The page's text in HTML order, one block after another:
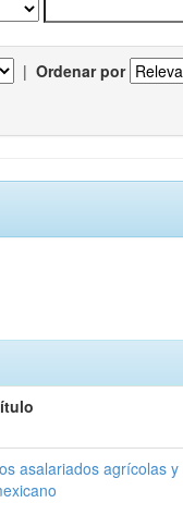
| Ordenar por
asalariados agrícolas